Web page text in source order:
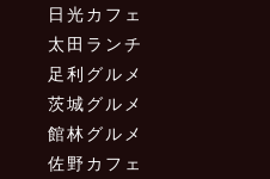
日光カフェ
太田ランチ
足利グルメ
茨城グルメ
館林グルメ
佐野カフェ